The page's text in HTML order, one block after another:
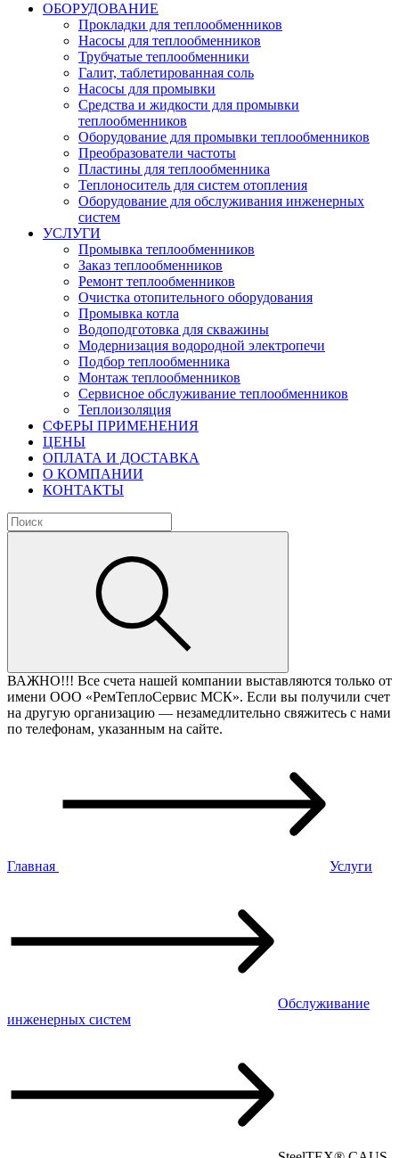
ОБОРУДОВАНИЕ
Прокладки для теплообменников
Насосы для теплообменников
Трубчатые теплообменники
Галит, таблетированная соль
Насосы для промывки
Средства и жидкости для промывки
теплообменников
Оборудование для промывки теплообменников
Преобразователи частоты
Пластины для теплообменника
Теплоноситель для систем отопления
Оборудование для обслуживания инженерных
систем
УСЛУГИ
Промывка теплообменников
Заказ теплообменников
Ремонт теплообменников
Очистка отопительного оборудования
Промывка котла
Водоподготовка для скважины
Модернизация водородной электропечи
Подбор теплообменника
Монтаж теплообменников
Сервисное обслуживание теплообменников
Теплоизоляция
СФЕРЫ ПРИМЕНЕНИЯ
ЦЕНЫ
ОПЛАТА И ДОСТАВКА
О КОМПАНИИ
КОНТАКТЫ
ВАЖНО!!! Все счета нашей компании выставляются только от
имени ООО «РемТеплоСервис МСК». Если вы получили счет
на другую организацию — незамедлительно свяжитесь с нами
по телефонам, указанным на сайте.
Главная Услуги
Обслуживание
инженерных систем